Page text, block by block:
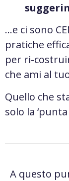
…e ci sono
pratiche
per ri-
che ami al
Quello che
solo la ‘punta
A questo